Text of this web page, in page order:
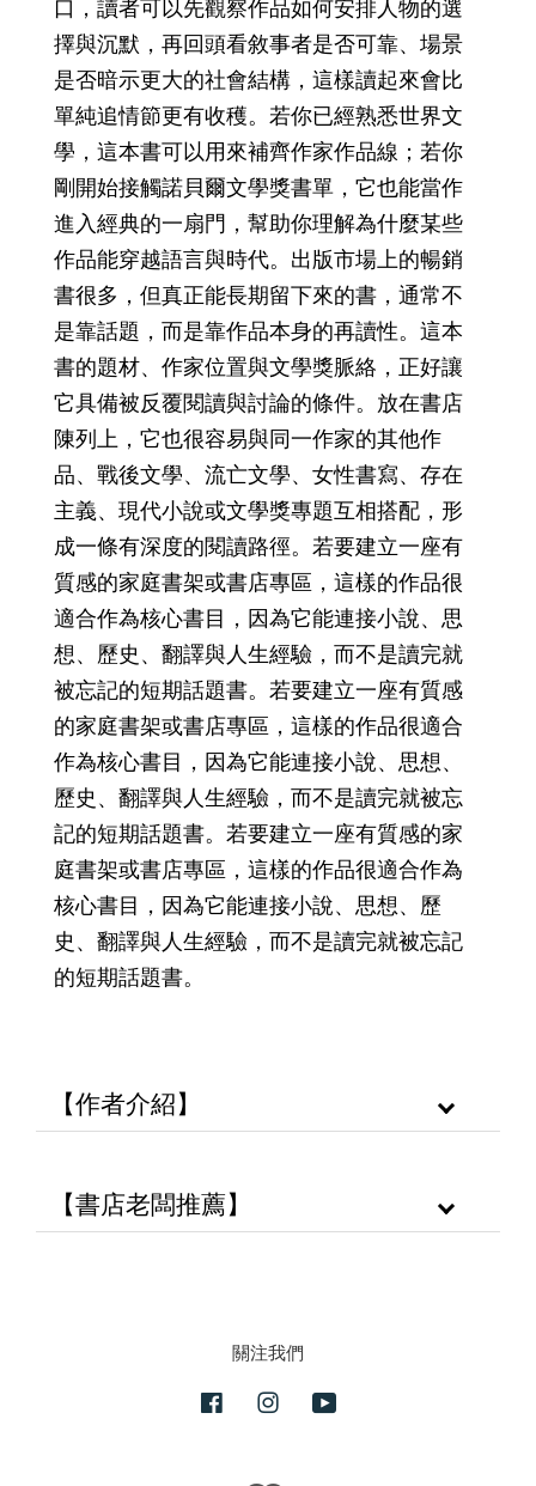
口，讀者可以先觀察作品如何安排人物的選
擇與沉默，再回頭看敘事者是否可靠、場景
是否暗示更大的社會結構，這樣讀起來會比
單純追情節更有收穫。若你已經熟悉世界文
學，這本書可以用來補齊作家作品線；若你
剛開始接觸諾貝爾文學獎書單，它也能當作
進入經典的一扇門，幫助你理解為什麼某些
作品能穿越語言與時代。出版市場上的暢銷
書很多，但真正能長期留下來的書，通常不
是靠話題，而是靠作品本身的再讀性。這本
書的題材、作家位置與文學獎脈絡，正好讓
它具備被反覆閱讀與討論的條件。放在書店
陳列上，它也很容易與同一作家的其他作
品、戰後文學、流亡文學、女性書寫、存在
主義、現代小說或文學獎專題互相搭配，形
成一條有深度的閱讀路徑。若要建立一座有
質感的家庭書架或書店專區，這樣的作品很
適合作為核心書目，因為它能連接小說、思
想、歷史、翻譯與人生經驗，而不是讀完就
被忘記的短期話題書。若要建立一座有質感
的家庭書架或書店專區，這樣的作品很適合
作為核心書目，因為它能連接小說、思想、
歷史、翻譯與人生經驗，而不是讀完就被忘
記的短期話題書。若要建立一座有質感的家
庭書架或書店專區，這樣的作品很適合作為
核心書目，因為它能連接小說、思想、歷
史、翻譯與人生經驗，而不是讀完就被忘記
的短期話題書。
【作者介紹】
【書店老闆推薦】
關注我們
FacebookInstagram